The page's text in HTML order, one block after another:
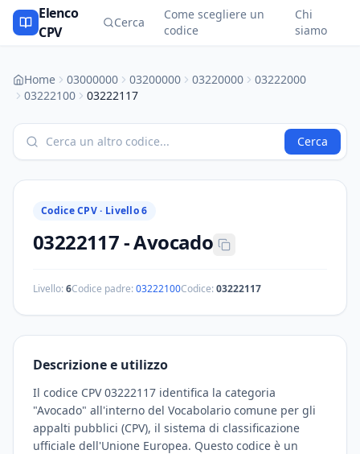
Elenco
CPV
Cerca
Come scegliere un
codice
Chi
siamo
Home 03000000 03200000 03220000
03222000
03222100
03222117
Cerca
Codice CPV · Livello 6
03222117-Avocado
Livello:6Codice padre:03222100Codice:03222117
Descrizione e utilizzo
Il codice CPV 03222117 identifica la categoria
"Avocado" all'interno del Vocabolario comune per gli
appalti pubblici (CPV), il sistema di classificazione
ufficiale dell'Unione Europea. Questo codice è un